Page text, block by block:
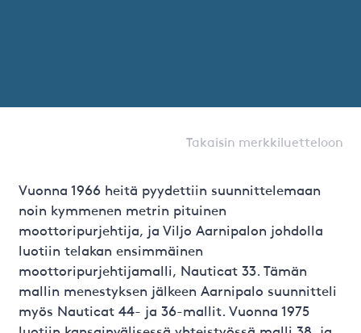
Takaisin merkkiluetteloon
Vuonna 1966 heitä pyydettiin suunnittelemaan
noin kymmenen metrin pituinen
moottoripurjehtija, ja Viljo Aarnipalon johdolla
luotiin telakan ensimmäinen
moottoripurjehtijamalli, Nauticat 33. Tämän
mallin menestyksen jälkeen Aarnipalo suunnitteli
myös Nauticat 44- ja 36-mallit. Vuonna 1975